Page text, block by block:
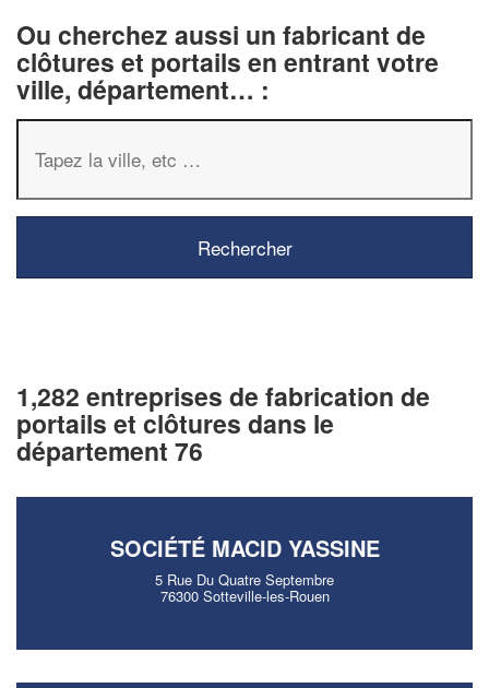
Ou cherchez aussi un fabricant de
clôtures et portails en entrant votre
ville, département… :
1,282 entreprises de fabrication de
portails et clôtures dans le
département 76
SOCIÉTÉ MACID YASSINE
5 Rue Du Quatre Septembre
76300 Sotteville-les-Rouen